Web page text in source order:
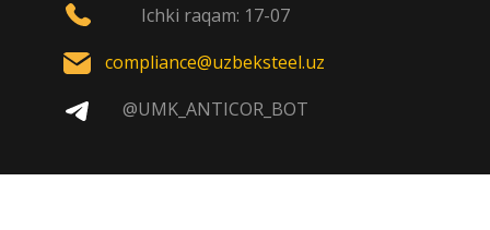
Ichki raqam: 17-07
compliance@uzbeksteel.uz
@UMK_ANTICOR_BOT